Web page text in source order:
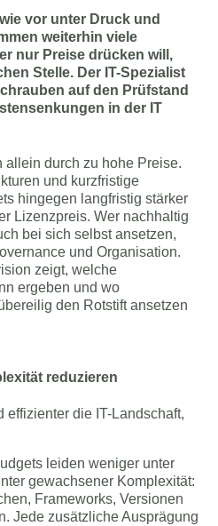
vor unter Druck und
weiterhin viele
nur Preise drücken will,
Stelle. Der IT-Spezialist
auf den Prüfstand
in der IT
allein durch zu hohe Preise.
und kurzfristige
hingegen langfristig stärker
Lizenzpreis. Wer nachhaltig
bei sich selbst ansetzen,
und Organisation.
zeigt, welche
ergeben und wo
den Rotstift ansetzen
reduzieren
effizienter die IT-Landschaft,
leiden weniger unter
gewachsener Komplexität:
Frameworks, Versionen
Jede zusätzliche Ausprägung